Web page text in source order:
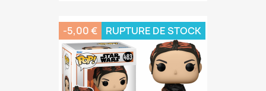
-5,00 € RUPTURE DE STOCK